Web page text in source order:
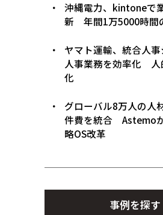
沖縄電力、kintoneで
新 年間1万5000時間
ヤマト運輸、統合人
人事業務を効率化 人
化
グローバル8万人の人
件費を統合 Astemo
略OS改革
事例を探す